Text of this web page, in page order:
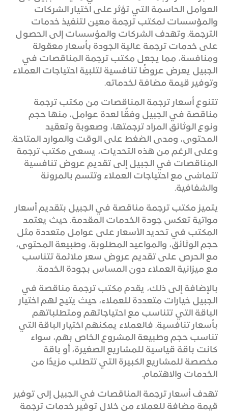
العوامل الحاسمة التي تؤثر على اختيار الشركات
والمؤسسات لمكتب ترجمة معين لتنفيذ خدمات
الترجمة. وتهدف الشركات والمؤسسات إلى الحصول
على خدمات ترجمة عالية الجودة بأسعار معقولة
ومنافسة، مما يجعل مكتب ترجمة المناقصات في
الجبيل يعرض عروضًا تنافسية لتلبية احتياجات العملاء
وتوفير قيمة مضافة لخدماته.
تتنوع أسعار ترجمة المناقصات من مكتب ترجمة
مناقصة في الجبيل وفقًا لعدة عوامل، منها حجم
ونوع الوثائق المراد ترجمتها، وصعوبة وتعقيد
المحتوى، ومدى الضغط على الوقت والموارد المتاحة.
وعلى الرغم من هذه التحديات، يسعى مكتب ترجمة
المناقصات في الجبيل إلى تقديم عروض تنافسية
تتماشى مع احتياجات العملاء وتتسم بالمرونة
والشفافية.
يتميز مكتب ترجمة مناقصة في الجبيل بتقديم أسعار
مواتية تعكس جودة الخدمات المقدمة. حيث يعتمد
المكتب في تحديد الأسعار على عوامل متعددة مثل
حجم الوثائق، والمواعيد المطلوبة، وطبيعة المحتوى،
مع الحرص على تقديم عروض سعر ملائمة تتناسب
مع ميزانية العملاء دون المساس بجودة الخدمة.
بالإضافة إلى ذلك، يقدم مكتب ترجمة مناقصة في
الجبيل خيارات متعددة للعملاء، حيث يتيح لهم اختيار
الباقة التي تتناسب مع احتياجاتهم ومتطلباتهم
بأسعار تنافسية. فالعملاء يمكنهم اختيار الباقة التي
تناسب حجم وطبيعة المشروع الخاص بهم، سواء
كانت باقة قياسية للمشاريع الصغيرة، أو باقة
مخصصة للمشاريع الكبيرة التي تتطلب مزيدًا من
الخدمات والاهتمام.
تهدف أسعار ترجمة المناقصات في الجبيل إلى توفير
قيمة مضافة للعملاء من خلال توفير خدمات ترجمة